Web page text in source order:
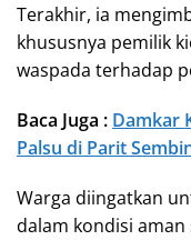
Terakhir, ia
khususnya pemilik
waspada terhadap
Baca Juga : Damkar
Palsu di Parit
Warga diingatkan
dalam kondisi